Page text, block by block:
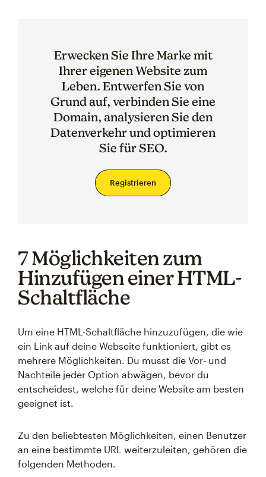
Erwecken Sie Ihre Marke mit
Ihrer eigenen Website zum
Leben. Entwerfen Sie von
Grund auf, verbinden Sie eine
Domain, analysieren Sie den
Datenverkehr und optimieren
Sie für SEO.
Registrieren
7 Möglichkeiten zum
Hinzufügen einer HTML-
Schaltfläche
Um eine HTML-Schaltfläche hinzuzufügen, die wie
ein Link auf deine Webseite funktioniert, gibt es
mehrere Möglichkeiten. Du musst die Vor- und
Nachteile jeder Option abwägen, bevor du
entscheidest, welche für deine Website am besten
geeignet ist.
Zu den beliebtesten Möglichkeiten, einen Benutzer
an eine bestimmte URL weiterzuleiten, gehören die
folgenden Methoden.